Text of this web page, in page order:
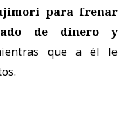
para frenar
de dinero y
que a él le